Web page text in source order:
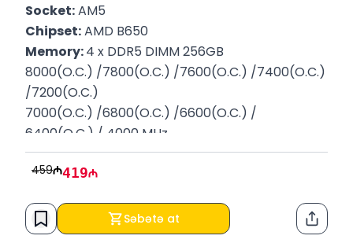
Socket: AM5
Chipset: AMD B650
Memory: 4 x DDR5 DIMM 256GB
8000(O.C.) /7800(O.C.) /7600(O.C.) /7400(O.C.)
/7200(O.C.)
7000(O.C.) /6800(O.C.) /6600(O.C.) /
6400(O.C.) / 4000 MHz
Storage: 1x M.2, 4x SATA 6Gb/s
Slots: 1x PCIe x16 | 1x PCIe 3.0 x1 | 1x PCIe 4.0 x16
Form Factor: mATX | 24.4cm x 24.4cm
Zəmanət: 12 Ay
459 419
Səbətə at